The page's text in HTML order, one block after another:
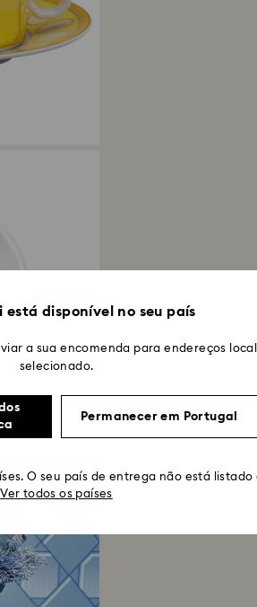
está disponível no seu país
a sua encomenda para endereços
selecionado.
Permanecer em Portugal
O seu país de entrega não está listado
Ver todos os países